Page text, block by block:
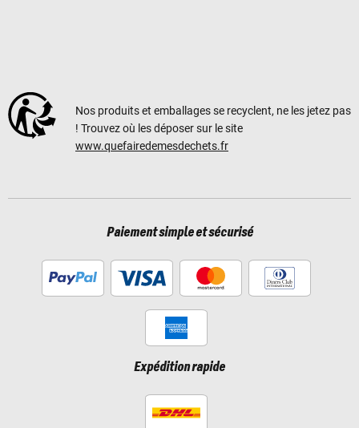
Nos produits et emballages se recyclent, ne les jetez pas
! Trouvez où les déposer sur le site
www.quefairedemesdechets.fr
Paiement simple et sécurisé
Expédition rapide